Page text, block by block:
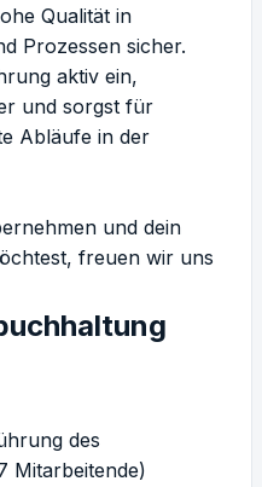
Qualität in
Prozessen sicher.
aktiv ein,
und sorgst für
Abläufe in der
und dein
freuen wir uns
des
Mitarbeitende)